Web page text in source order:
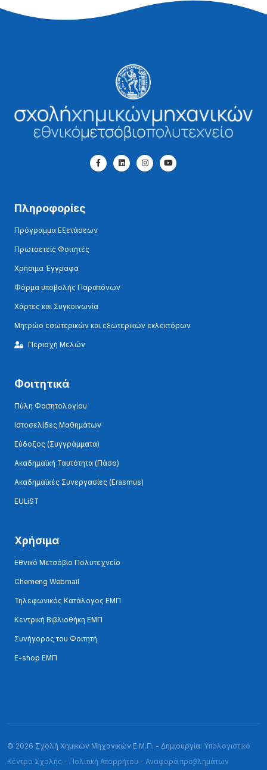
Πληροφορίες
Πρόγραμμα Εξετάσεων
Πρωτοετείς Φοιτητές
Χρήσιμα Έγγραφα
Φόρμα υποβολής Παραπόνων
Χάρτες και Συγκοινωνία
Μητρώο εσωτερικών και εξωτερικών εκλεκτόρων
Περιοχή Μελών
Φοιτητικά
Πύλη Φοιτητολογίου
Ιστοσελίδες Μαθημάτων
Εύδοξος (Συγγράμματα)
Ακαδημαϊκή Ταυτότητα (Πάσο)
Ακαδημαϊκές Συνεργασίες (Erasmus)
EULiST
Χρήσιμα
Εθνικό Μετσόβιο Πολυτεχνείο
Chemeng Webmail
Τηλεφωνικός Κατάλογος ΕΜΠ
Κεντρική Βιβλιοθήκη ΕΜΠ
Συνήγορος του Φοιτητή
E-shop ΕΜΠ
© 2026 Σχολή Χημικών Μηχανικών Ε.Μ.Π. - Δημιουργία: Υπολογιστικό
Κέντρο Σχολής - Πολιτική Απορρήτου - Αναφορά προβλημάτων